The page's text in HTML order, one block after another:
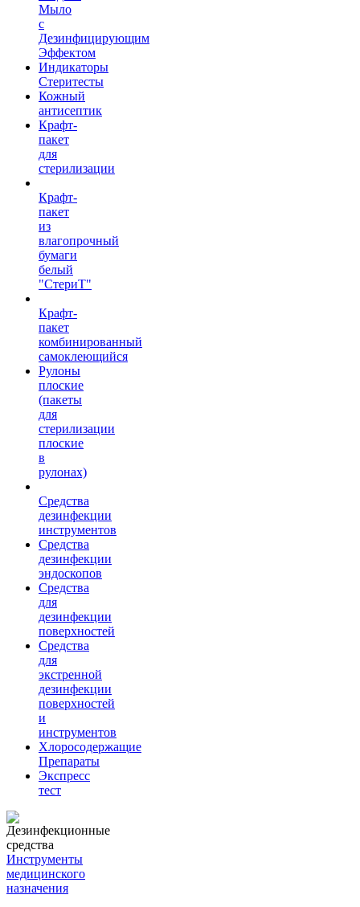
Мыло
с
Дезинфицирующим
Эффектом
Индикаторы
Стеритесты
Кожный
антисептик
Крафт-
пакет
для
стерилизации
Крафт-
пакет
из
влагопрочный
бумаги
белый
"СтериТ"
Крафт-
пакет
комбинированный
самоклеющийся
Рулоны
плоские
(пакеты
для
стерилизации
плоские
в
рулонах)
Средства
дезинфекции
инструментов
Средства
дезинфекции
эндоскопов
Средства
для
дезинфекции
поверхностей
Средства
для
экстренной
дезинфекции
поверхностей
и
инструментов
Хлоросодержащие
Препараты
Экспресс
тест
Инструменты
медицинского
назначения